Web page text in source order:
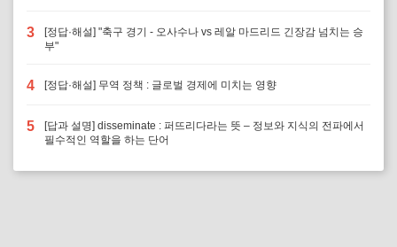
3
[정답·해설] "축구 경기 - 오사수나 vs 레알 마드리드 긴장감 넘치는 승
부"
4 [정답·해설] 무역 정책 : 글로벌 경제에 미치는 영향
5
[답과 설명] disseminate : 퍼뜨리다라는 뜻 – 정보와 지식의 전파에서
필수적인 역할을 하는 단어